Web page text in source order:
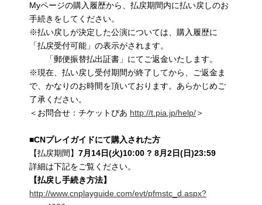
Myページの購入履歴から、払戻期間内に払い戻しのお
手続きをしてください。
※払い戻しが決定した公演については、購入履歴に
「払戻受付可能」の表示がされます。
「郵便振替払出証書」にてご返金いたします。
※現在、払い戻し受付期間が終了してから、ご返金ま
で、かなりのお時間を頂いております。あらかじめご
了承ください。
＜お問合せ：チケットぴあ http://t.pia.jp/help/＞
■CNプレイガイドにて購入された方
【払戻期間】 7月 14日(火)10:00 ? 8月 2日(日)23:59
詳細は下記をご覧ください。
【払戻し手続き方法】
http://www.cnplayguide.com/evt/pfmstc_d.aspx?